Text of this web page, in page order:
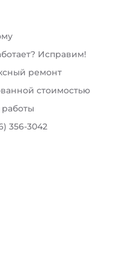
Исправим!
ремонт
стоимостью
356-3042